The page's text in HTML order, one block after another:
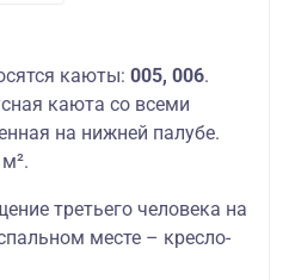
каюты: 005, 006.
каюта со всеми
на нижней палубе.
третьего человека на
месте – кресло-